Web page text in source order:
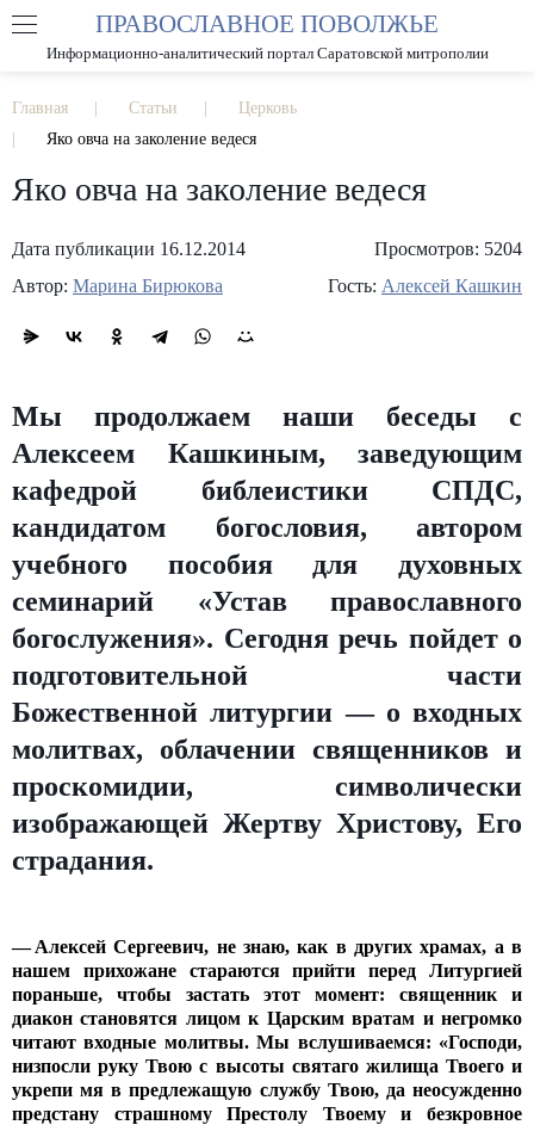
РАЗМЕР ШРИФТА А А
ПРАВОСЛАВНОЕ ПОВОЛЖЬЕ
Информационно-аналитический портал Саратовской митрополии
Главная Статьи
Церковь
Яко овча на заколение ведеся
Яко овча на заколение ведеся
Дата публикации 16.12.2014
Просмотров: 5204
Автор: Марина Бирюкова Гость: Алексей Кашкин
Мы продолжаем наши беседы с
Алексеем Кашкиным, заведующим
кафедрой библеистики СПДС,
кандидатом богословия, автором
учебного пособия для духовных
семинарий «Устав православного
богослужения». Сегодня речь пойдет о
подготовительной части
Божественной литургии — о входных
молитвах, облачении священников и
проскомидии, символически
изображающей Жертву Христову, Его
страдания.
— Алексей Сергеевич, не знаю, как в других храмах, а в
нашем прихожане стараются прийти перед Литургией
пораньше, чтобы застать этот момент: священник и
диакон становятся лицом к Царским вратам и негромко
читают входные молитвы. Мы вслушиваемся: «Господи,
низпосли руку Твою с высоты святаго жилища Твоего и
укрепи мя в предлежащую службу Твою, да неосужденно
предстану страшному Престолу Твоему и безкровное